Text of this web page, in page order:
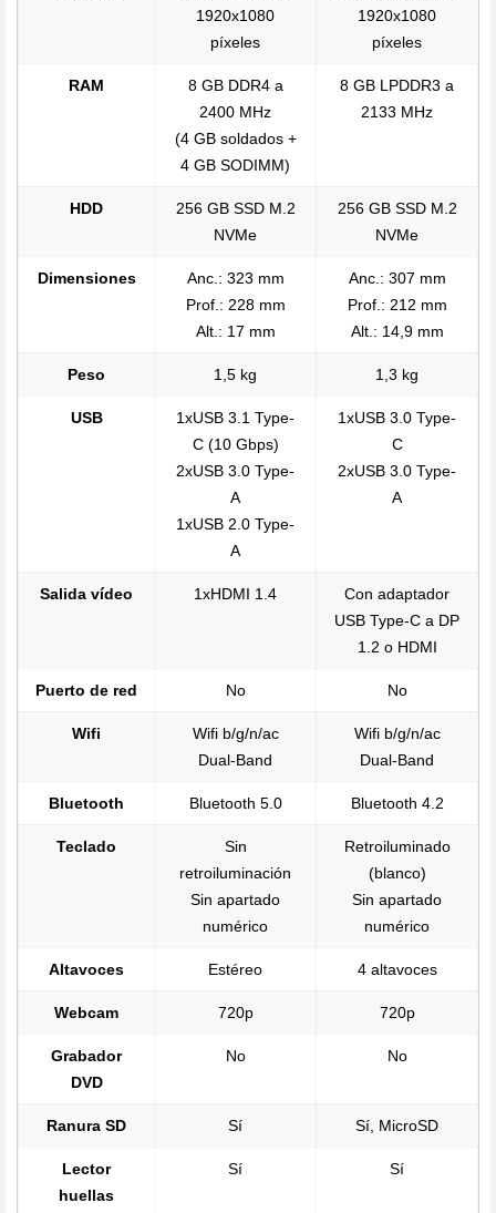
1920x1080
píxeles
1920x1080
píxeles
RAM
8 GB DDR4 a
2400 MHz
(4 GB soldados +
4 GB SODIMM)
8 GB LPDDR3 a
2133 MHz
HDD
256 GB SSD M.2
NVMe
256 GB SSD M.2
NVMe
Dimensiones
Anc.: 323 mm
Prof.: 228 mm
Alt.: 17 mm
Anc.: 307 mm
Prof.: 212 mm
Alt.: 14,9 mm
Peso 1,5 kg 1,3 kg
USB
1xUSB 3.1 Type-
C (10 Gbps)
2xUSB 3.0 Type-
A
1xUSB 2.0 Type-
A
1xUSB 3.0 Type-
C
2xUSB 3.0 Type-
A
Salida vídeo 1xHDMI 1.4
Con adaptador
USB Type-C a DP
1.2 o HDMI
Puerto de red No No
Wifi
Wifi b/g/n/ac
Dual-Band
Wifi b/g/n/ac
Dual-Band
Bluetooth Bluetooth 5.0 Bluetooth 4.2
Teclado
Sin
retroiluminación
Sin apartado
numérico
Retroiluminado
(blanco)
Sin apartado
numérico
Altavoces Estéreo 4 altavoces
Webcam 720p 720p
Grabador
DVD
No No
Ranura SD Sí Sí, MicroSD
Lector
huellas
Sí Sí